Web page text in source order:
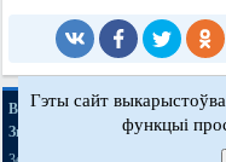
BMWman.ru © 2017-2026·
Зваротная сувязь·Пошук па
Гэты сайт
функцыі